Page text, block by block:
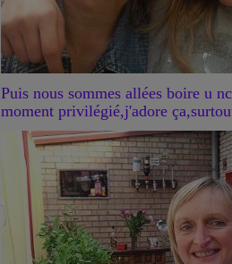
Puis nous sommes allées boire u
moment privilégié,j'adore